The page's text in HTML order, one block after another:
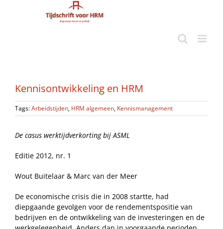
Kennisontwikkeling en HRM
Tags:Arbeidstijden, HRM algemeen, Kennismanagement
De casus werktijdverkorting bij ASML
Editie 2012, nr. 1
Wout Buitelaar & Marc van der Meer
De economische crisis die in 2008 startte, had
diepgaande gevolgen voor de rendementspositie van
bedrijven en de ontwikkeling van de investeringen en de